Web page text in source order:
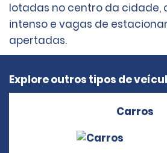
lotadas no centro da cidade,
intenso e vagas de
apertadas.
Explore outros tipos de
Carros